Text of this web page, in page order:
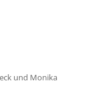
und Monika